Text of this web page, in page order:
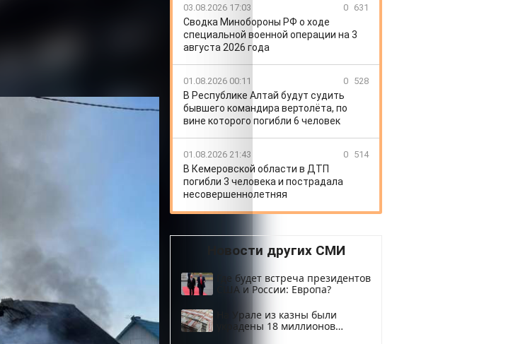
03.08.2026 17:03 0 631
Сводка Минобороны РФ о ходе
специальной военной операции на 3
августа 2026 года
01.08.2026 00:11 0 528
В Республике Алтай будут судить
бывшего командира вертолёта, по
вине которого погибли 6 человек
01.08.2026 21:43 0 514
В Кемеровской области в ДТП
погибли 3 человека и пострадала
несовершеннолетняя
Новости других СМИ
Где будет встреча президентов
США и России: Европа?
На Урале из казны были
украдены 18 миллионов